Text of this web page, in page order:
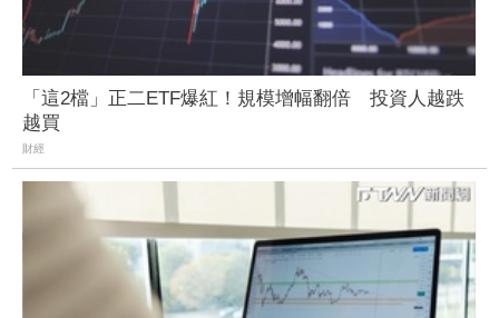
「這2檔」正二ETF爆紅！規模增幅翻倍 投資人越跌
越買
財經